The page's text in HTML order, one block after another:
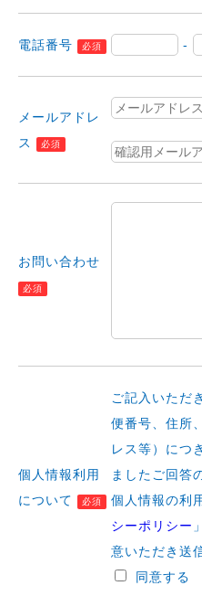
電話番号 必須 -
メールアドレ
ス
必須
お問い合わせ
必須
個人情報利用
について
必須
ご記入いただ
便番号、住所
レス等）につ
ましたご回答
個人情報の利
シーポリシー
意いただき送
同意する